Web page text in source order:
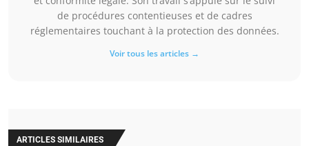
de procédures contentieuses et de cadres
réglementaires touchant à la protection des données.
Voir tous les articles →
ARTICLES SIMILAIRES